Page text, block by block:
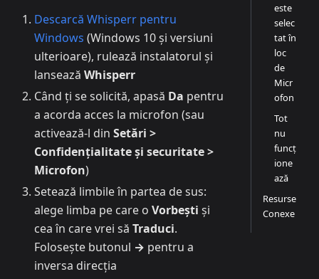
Descarcă Whisperr pentru
Windows (Windows 10 și versiuni
ulterioare), rulează instalatorul și
lansează Whisperr
Când ți se solicită, apasă Da pentru
a acorda acces la microfon (sau
activează-l din Setări >
Confidențialitate și securitate >
Microfon)
Setează limbile în partea de sus:
alege limba pe care o Vorbești și
cea în care vrei să Traduci.
Folosește butonul → pentru a
inversa direcția
este
selec
tat în
loc
de
Micr
ofon
Tot
nu
funcț
ione
ază
Resurse
Conexe